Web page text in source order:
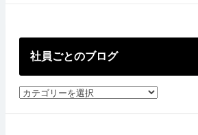
社員ごとのブログ
社